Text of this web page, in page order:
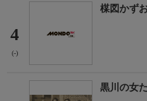
4
(-)
楳図かず
黒川の女